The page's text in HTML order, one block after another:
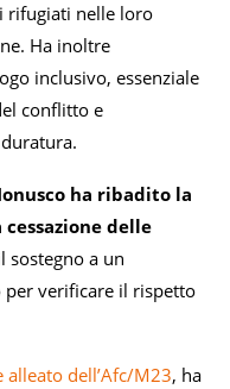
rifugiati nelle loro
Ha inoltre
inclusivo, essenziale
conflitto e
ha ribadito la
delle
sostegno a un
per verificare il rispetto
alleato dell’Afc/M23, ha